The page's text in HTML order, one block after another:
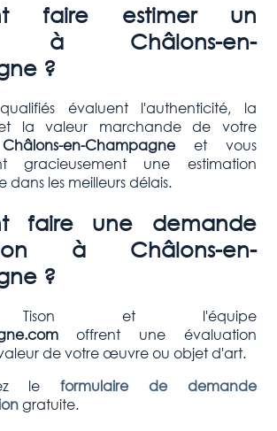
faire estimer un
à Châlons-en-
?
évaluent l'authenticité, la
la valeur marchande de votre
Châlons-en-Champagneet vous
gracieusement une estimation
dans les meilleurs délais.
faire une demande
à Châlons-en-
?
Tison et l'équipe
offrent une évaluation
de votre œuvre ou objet d'art.
le formulaire de demande
gratuite.